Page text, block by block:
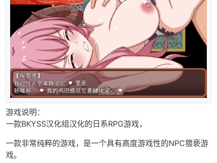
游戏说明：
一款BKYSS汉化组汉化的日系RPG游戏，
一款非常纯粹的游戏，是一个具有高度游戏性的NPC猥亵游
戏。